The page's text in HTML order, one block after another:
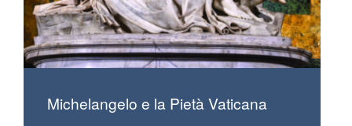
Michelangelo e la Pietà Vaticana